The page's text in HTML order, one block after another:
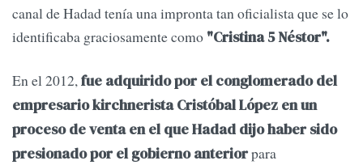
canal de Hadad tenía una impronta tan oficialista que se lo
identificaba graciosamente como "Cristina 5 Néstor".
En el 2012,fue adquirido por el conglomerado del
empresario kirchnerista Cristóbal López en un
proceso de venta en el que Hadad dijo haber sido
presionado por el gobierno anteriorpara